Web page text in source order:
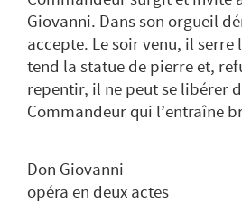
Giovanni. Dans son orgueil
accepte. Le soir venu, il serre
tend la statue de pierre et,
repentir, il ne peut se libérer
Commandeur qui l’entraîne
Don Giovanni
opéra en deux actes